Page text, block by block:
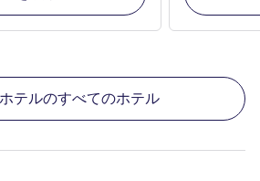
テルのすべてのホテル